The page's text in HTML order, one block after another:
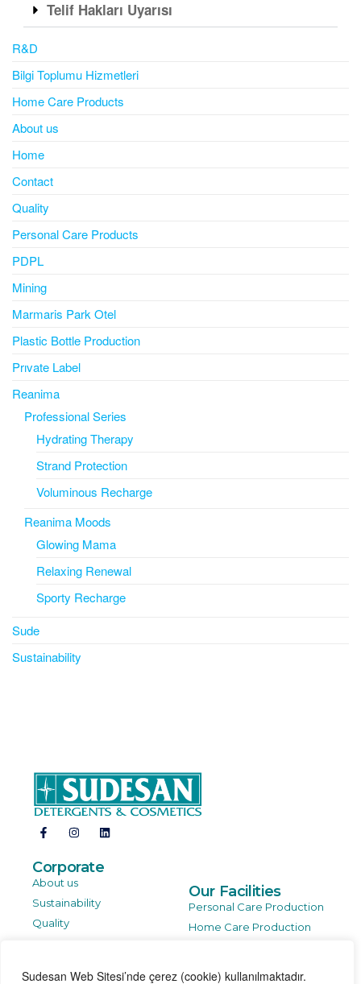
Sudesan Web Sitesi’nde çerez (cookie) kullanılmaktadır.
Telif Hakları Uyarısı
R&D
Bilgi Toplumu Hizmetleri
Home Care Products
About us
Home
Contact
Quality
Personal Care Products
PDPL
Mining
Marmaris Park Otel
Plastic Bottle Production
Prıvate Label
Reanima
Professional Series
Hydrating Therapy
Strand Protection
Voluminous Recharge
Reanima Moods
Glowing Mama
Relaxing Renewal
Sporty Recharge
Sude
Sustainability
Corporate
About us
Sustainability
Quality
Our Facilities
Personal Care Production
Home Care Production